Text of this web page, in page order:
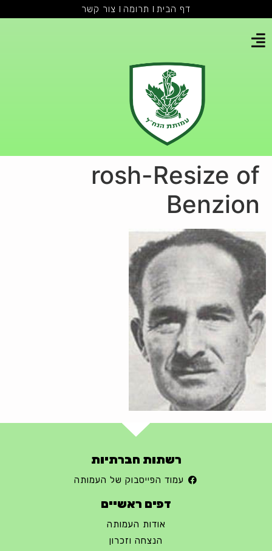
דף הבית תרומה צור קשר
rosh-Resize of
Benzion
רשתות חברתיות
עמוד הפייסבוק של העמותה
דפים ראשיים
אודות העמותה
הנצחה וזכרון